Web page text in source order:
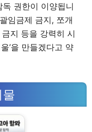
권한이 이양됩니
임금제 금지, 쪼개
지 등을 강력히 시
’을 만들겠다고 약